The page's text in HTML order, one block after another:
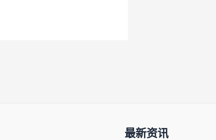
最新资讯